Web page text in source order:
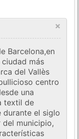
×
Barcelona,​​en
más
del Vallès
centro
una
textil de
durante el siglo
del municipio,